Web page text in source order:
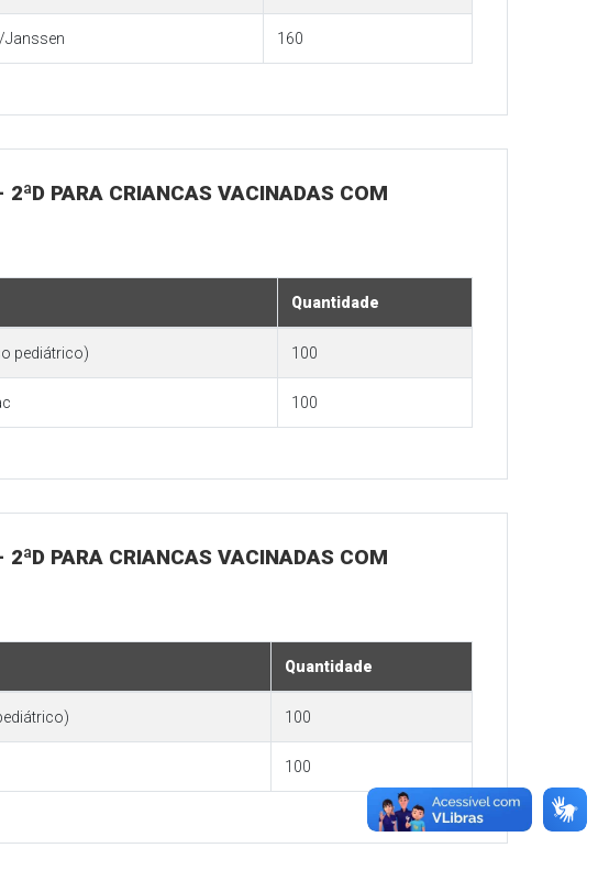
160
PARA CRIANCAS VACINADAS COM
Quantidade
pediátrico) 100
100
PARA CRIANCAS VACINADAS COM
Quantidade
100
100